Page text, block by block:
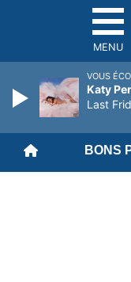
MENU
BONS
VOUS
Katy
Last